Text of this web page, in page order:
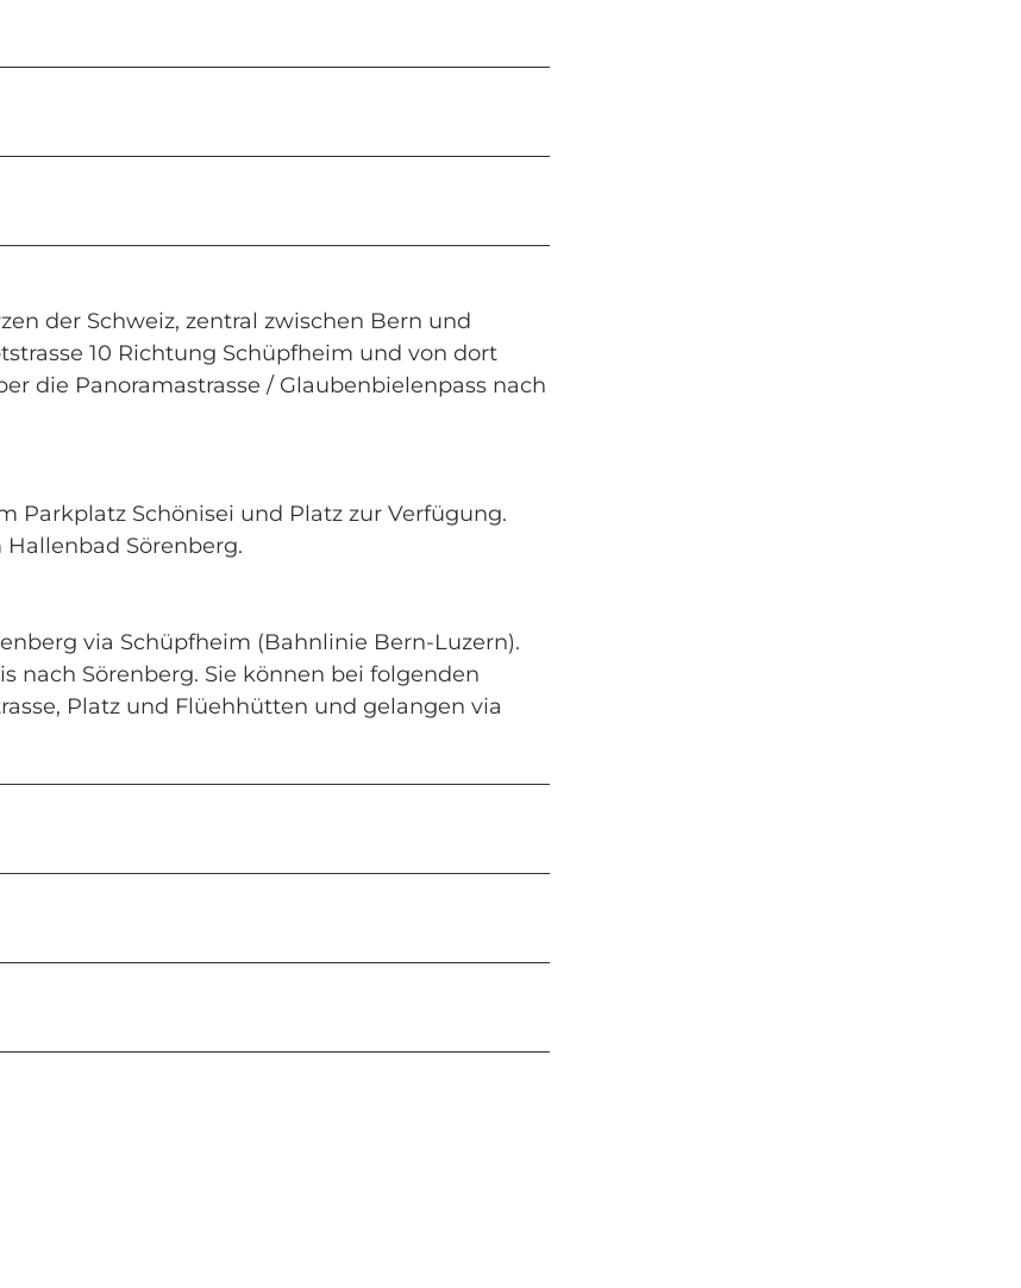
der Schweiz, zentral zwischen Bern und
10 Richtung Schüpfheim und von dort
die Panoramastrasse / Glaubenbielenpass nach
Parkplatz Schönisei und Platz zur Verfügung.
Sörenberg.
via Schüpfheim (Bahnlinie Bern-Luzern).
nach Sörenberg. Sie können bei folgenden
Platz und Flüehhütten und gelangen via